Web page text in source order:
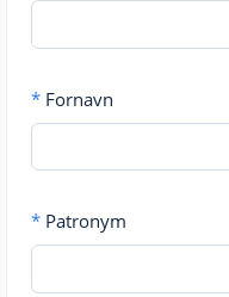
* Fornavn
* Patronym